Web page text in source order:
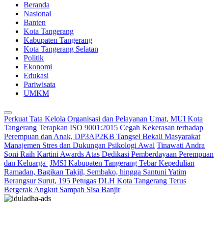
Beranda
Nasional
Banten
Kota Tangerang
Kabupaten Tangerang
Kota Tangerang Selatan
Politik
Ekonomi
Edukasi
Pariwisata
UMKM
Perkuat Tata Kelola Organisasi dan Pelayanan Umat, MUI Kota
Tangerang Terapkan ISO 9001:2015 Cegah Kekerasan terhadap
Perempuan dan Anak, DP3AP2KB Tangsel Bekali Masyarakat
Manajemen Stres dan Dukungan Psikologi Awal Tinawati Andra
Soni Raih Kartini Awards Atas Dedikasi Pemberdayaan Perempuan
dan Keluarga JMSI Kabupaten Tangerang Tebar Kepedulian
Ramadan, Bagikan Takjil, Sembako, hingga Santuni Yatim
Berangsur Surut, 195 Petugas DLH Kota Tangerang Terus
Bergerak Angkut Sampah Sisa Banjir